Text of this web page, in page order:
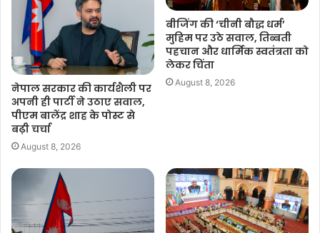
नेपाल सरकार की कार्यशैली पर
अपनी ही पार्टी ने उठाए सवाल,
पीएम बालेंद्र शाह के पोस्ट से
बढ़ी चर्चा
August 8, 2026
बीजिंग की ‘चीनी बौद्ध धर्म’
मुहिम पर उठे सवाल, तिब्बती
पहचान और धार्मिक स्वतंत्रता को
लेकर चिंता
August 8, 2026